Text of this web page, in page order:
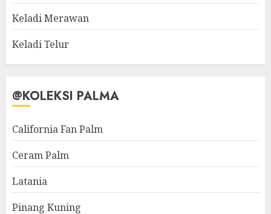
Keladi Merawan
Keladi Telur
@KOLEKSI PALMA
California Fan Palm
Ceram Palm
Latania
Pinang Kuning